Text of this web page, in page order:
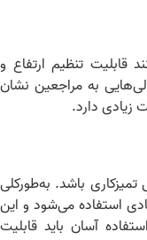
تنظیم ارتفاع و
به مراجعین نشان
دارد.
باشد. به‌طورکلی
استفاده می‌شود و این
آسان باید قابلیت